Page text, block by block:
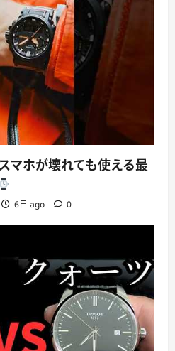
マホが壊れても使える最
6日 ago 0